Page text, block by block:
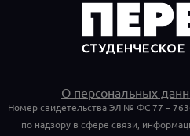
О персональных
Номер свидетельства ЭЛ № ФС 77 –
по надзору в сфере связи,